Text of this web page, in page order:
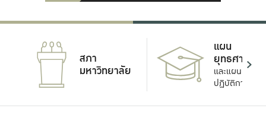
สภา
มหาวิทยาลัย
แผน
ยุทธศาสตร์
และแผน
ปฏิบัติการ